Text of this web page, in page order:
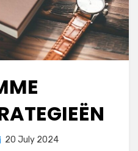
20 July 2024